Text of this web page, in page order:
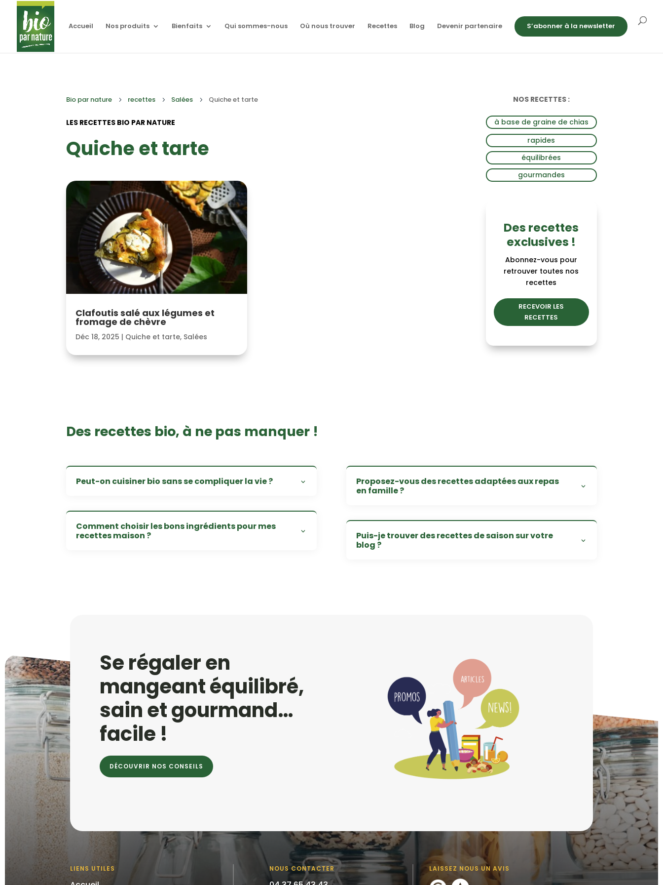
Accueil Nos produits Bienfaits Qui sommes-nous Où nous trouver Recettes Blog Devenir partenaire S’abonner à la newsletter
Bio par nature 5 recettes 5 Salées 5 Quiche et tarte
LES RECETTES BIO PAR NATURE
Quiche et tarte
Clafoutis salé aux légumes et
fromage de chèvre
Déc 18, 2025 | Quiche et tarte, Salées
NOS RECETTES :
à base de graine de chias
rapides
équilibrées
gourmandes
Des recettes
exclusives !
Abonnez-vous pour
retrouver toutes nos
recettes
RECEVOIR LES
RECETTES
Des recettes bio, à ne pas manquer !
Peut-on cuisiner bio sans se compliquer la vie ?
Comment choisir les bons ingrédients pour mes
recettes maison ?
Proposez-vous des recettes adaptées aux repas
en famille ?
Puis-je trouver des recettes de saison sur votre
blog ?
Se régaler en
mangeant équilibré,
sain et gourmand…
facile !
DÉCOUVRIR NOS CONSEILS
LIENS UTILES NOUS CONTACTER LAISSEZ NOUS UN AVIS